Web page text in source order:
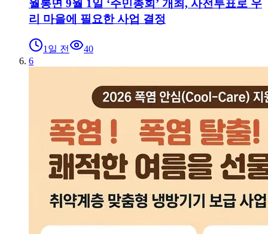
월롱면 9월 1일 ‘주민총회’ 개최, 사전투표로 우
리 마을에 필요한 사업 결정
1일 전
40
6